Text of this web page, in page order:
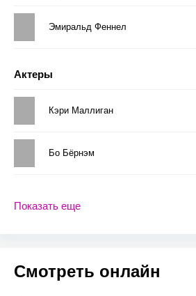
Эмиральд Феннел
Актеры
Кэри Маллиган
Бо Бёрнэм
Показать еще
Смотреть онлайн